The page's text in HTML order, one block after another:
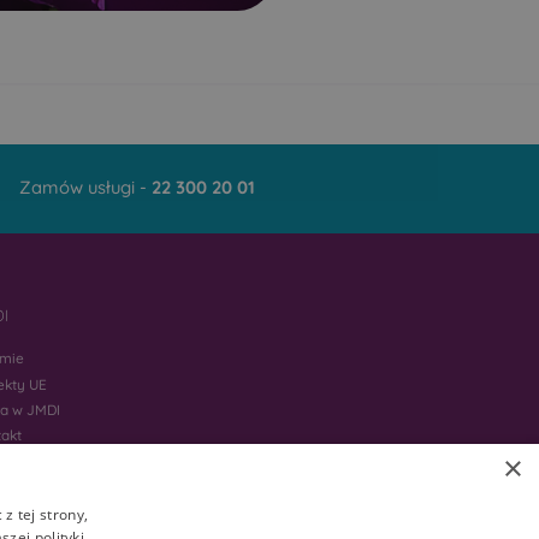
Samułki Małe
Szpaki
Twarogi Lackie
Zamów usługi - 22 300 20 01
UE
w JMDI
×
z tej strony,